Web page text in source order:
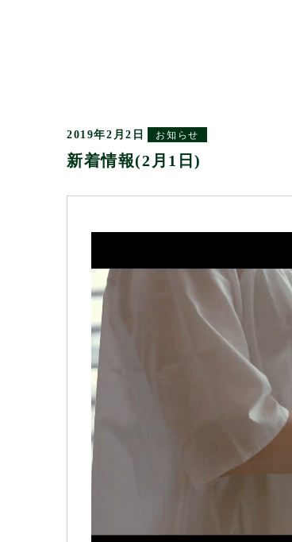
2019年2月2日 お知らせ
新着情報(2月1日)
プ
レ
ー
ヤ
ー